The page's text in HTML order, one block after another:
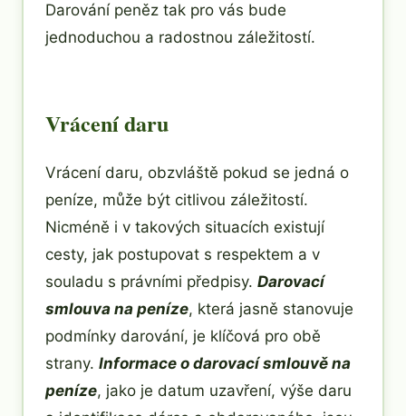
Darování peněz tak pro vás bude
jednoduchou a radostnou záležitostí.
Vrácení daru
Vrácení daru, obzvláště pokud se jedná o
peníze, může být citlivou záležitostí.
Nicméně i v takových situacích existují
cesty, jak postupovat s respektem a v
souladu s právními předpisy. Darovací
smlouva na peníze, která jasně stanovuje
podmínky darování, je klíčová pro obě
strany. Informace o darovací smlouvě na
peníze, jako je datum uzavření, výše daru